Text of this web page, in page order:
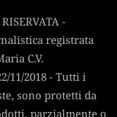
-
registrata
C.V.
11/2018 - Tutti i
sono protetti da
parzialmente o